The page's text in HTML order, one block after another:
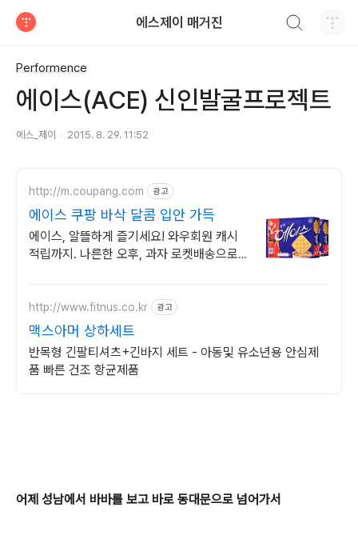
에스제이 매거진
Performence
에이스(ACE) 신인발굴프로젝트
에스_제이 2015. 8. 29. 11:52
http://m.coupang.com 광고
에이스 쿠팡 바삭 달콤 입안 가득
에이스, 알뜰하게 즐기세요! 와우회원 캐시
적립까지. 나른한 오후, 과자 로켓배송으로
http://www.fitnus.co.kr 광고
맥스아머 상하세트
반목형 긴팔티셔츠+긴바지 세트 - 아동및 유소년용 안심제
품 빠른 건조 항균제품
어제 성남에서 바바를 보고 바로 동대문으로 넘어가서